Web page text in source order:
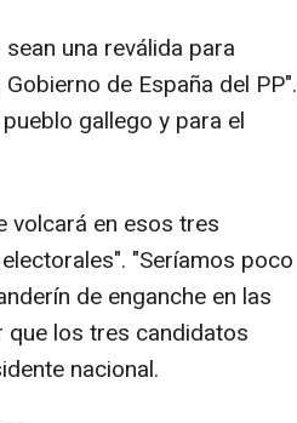
una reválida para
de España del PP".
gallego y para el
volcará en esos tres
"Seríamos poco
de enganche en las
los tres candidatos
nacional.